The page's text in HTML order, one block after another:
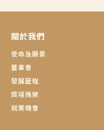
關於我們
使命及願景
董事會
發展歷程
獎項殊榮
就業機會